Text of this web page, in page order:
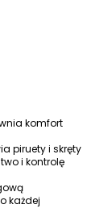
komfort
piruety i skręty
i kontrolę
każdej